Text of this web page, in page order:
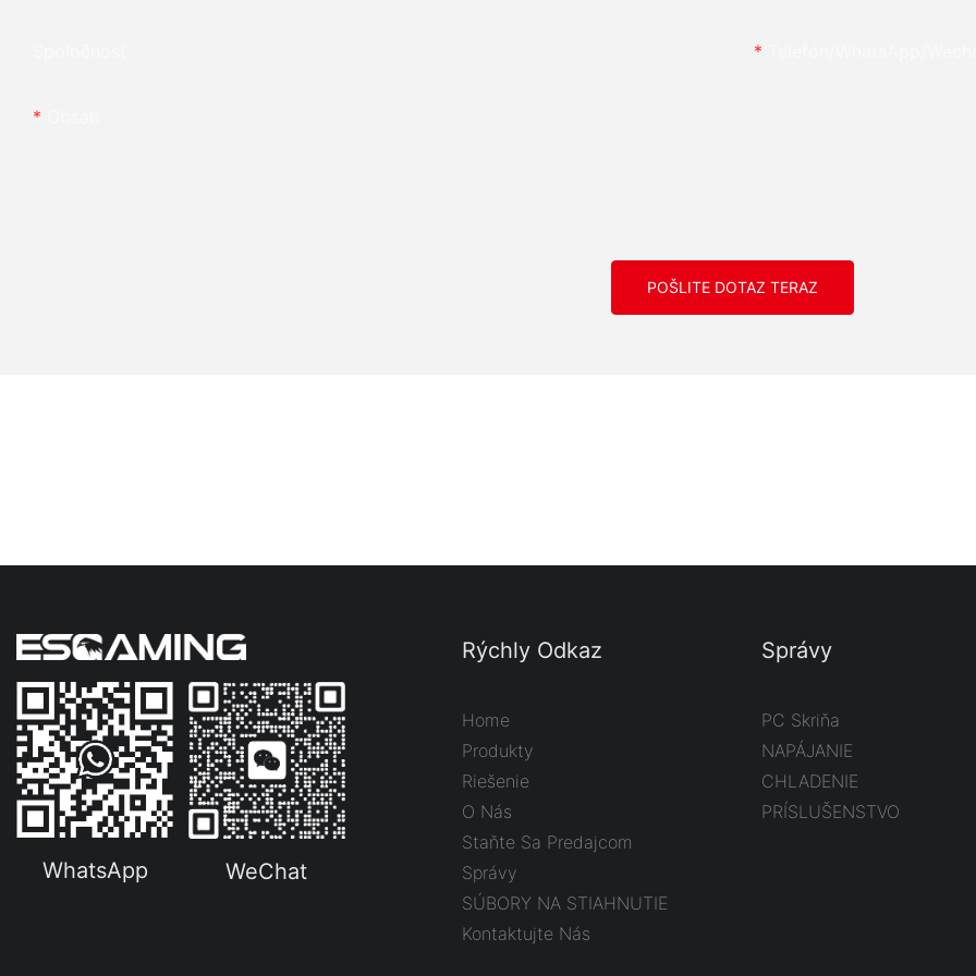
POŠLITE DOTAZ TERAZ
WhatsApp WeChat
Rýchly Odkaz
Home
Produkty
Riešenie
O Nás
Staňte Sa Predajcom
Správy
SÚBORY NA STIAHNUTIE
Kontaktujte Nás
Správy
PC Skriňa
NAPÁJANIE
CHLADENIE
PRÍSLUŠENSTVO